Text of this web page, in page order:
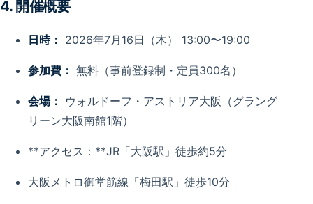
4. 開催概要
日時： 2026年7月16日（木） 13:00〜19:00
参加費： 無料（事前登録制・定員300名）
会場：
ウォルドーフ・アストリア大阪（グラング
リーン大阪南館1階）
**アクセス：**JR「大阪駅」徒歩約5分
大阪メトロ御堂筋線「梅田駅」徒歩10分